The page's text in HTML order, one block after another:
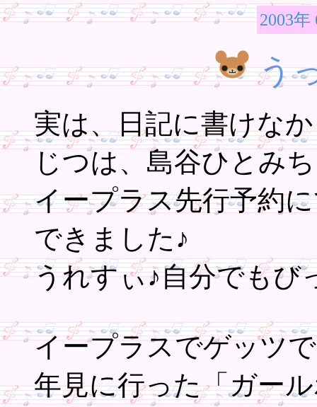
2003年
う
実は、日記に書けな
じつは、島谷ひとみ
イープラス先行予約
できました♪
うれすぃ♪自分でもび
イープラスでゲッツ
年見に行った「ガー